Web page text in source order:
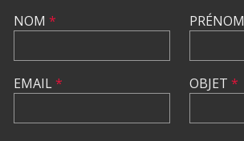
NOM *
EMAIL*
PRÉNOM
OBJET *